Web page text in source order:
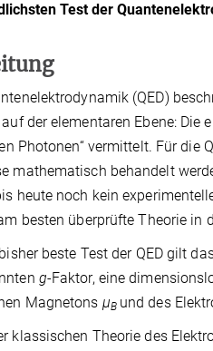
Test der
(QED)
auf der elementaren Ebene:
Photonen“ vermittelt. Für die
mathematisch behandelt
heute noch kein
besten überprüfte Theorie in
beste Test der QED gilt
g-Faktor, eine
Magnetons μB und des
klassischen Theorie des